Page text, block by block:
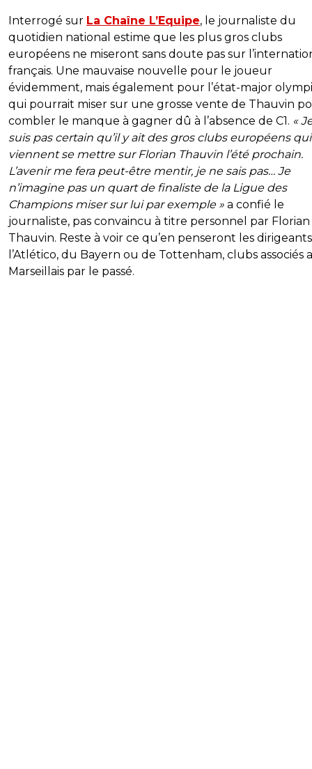
Interrogé sur La Chaîne L’Equipe, le journaliste du
quotidien national estime que les plus gros clubs
européens ne miseront sans doute pas sur
français. Une mauvaise nouvelle pour le joueur
évidemment, mais également pour l’état-major
qui pourrait miser sur une grosse vente de Thauvin
combler le manque à gagner dû à l’absence de C1. «
suis pas certain qu’il y ait des gros clubs européens qui
viennent se mettre sur Florian Thauvin l’été prochain.
L’avenir me fera peut-être mentir, je ne sais pas… Je
n’imagine pas un quart de finaliste de la Ligue des
Champions miser sur lui par exemple » a confié le
journaliste, pas convaincu à titre personnel par Florian
Thauvin. Reste à voir ce qu’en penseront les
l’Atlético, du Bayern ou de Tottenham, clubs associés
Marseillais par le passé.